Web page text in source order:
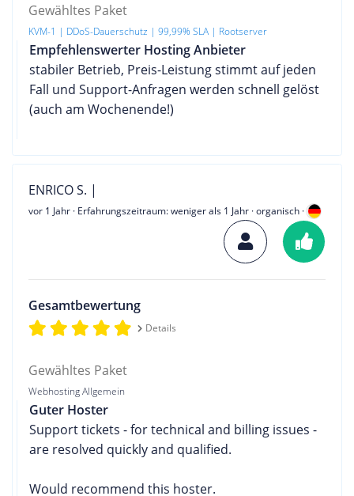
Gewähltes Paket
KVM-1 | DDoS-Dauerschutz | 99,99% SLA | Rootserver
Empfehlenswerter Hosting Anbieter
stabiler Betrieb, Preis-Leistung stimmt auf jeden
Fall und Support-Anfragen werden schnell gelöst
(auch am Wochenende!)
ENRICO S. |
vor 1 Jahr · Erfahrungszeitraum: weniger als 1 Jahr · organisch ·
Gesamtbewertung
Details
Gewähltes Paket
Webhosting Allgemein
Guter Hoster
Support tickets - for technical and billing issues -
are resolved quickly and qualified.
Would recommend this hoster.